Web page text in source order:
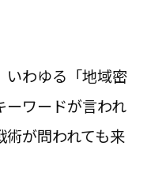
いわゆる「地域密
ーワードが言われ
が問われても来